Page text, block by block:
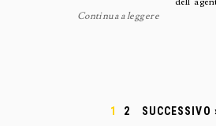
Continua a leggere
1 2 SUCCESSIVO